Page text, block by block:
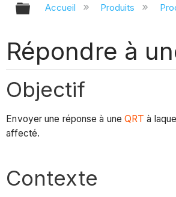
Développer/
Accueil Produits
Répondre à
Objectif
Envoyer une réponse à une QRT à
affecté.
Contexte